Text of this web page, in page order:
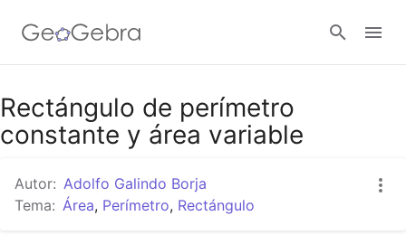
Google Classroom
Rectángulo de perímetro
constante y área variable
Autor: Adolfo Galindo Borja
Tema: Área, Perímetro, Rectángulo